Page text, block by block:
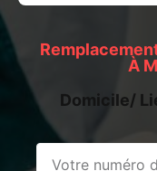
À
Domicile/